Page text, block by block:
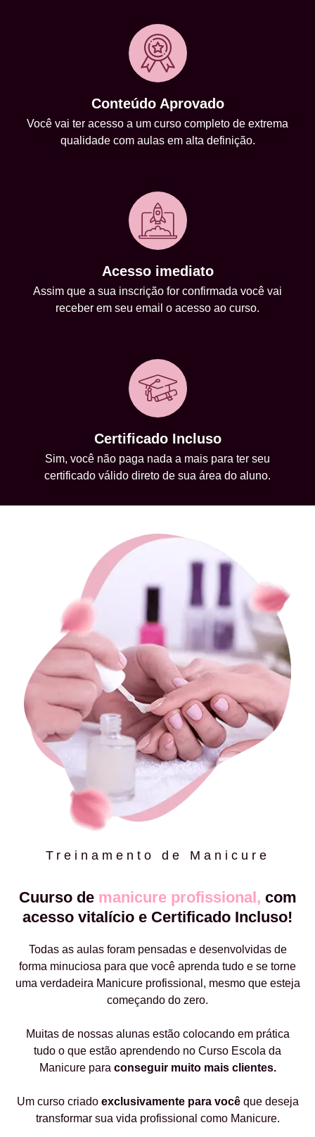
Conteúdo Aprovado
Você vai ter acesso a um curso completo de extrema
qualidade com aulas em alta definição.
Acesso imediato
Assim que a sua inscrição for confirmada você vai
receber em seu email o acesso ao curso.
Certificado Incluso
Sim, você não paga nada a mais para ter seu
certificado válido direto de sua área do aluno.
Treinamento de Manicure
Cuurso de manicure profissional, com
acesso vitalício e Certificado Incluso!
Todas as aulas foram pensadas e desenvolvidas de
forma minuciosa para que você aprenda tudo e se torne
uma verdadeira Manicure profissional, mesmo que esteja
começando do zero.
Muitas de nossas alunas estão colocando em prática
tudo o que estão aprendendo no Curso Escola da
Manicure para conseguir muito mais clientes.
Um curso criado exclusivamente para vocêque deseja
transformar sua vida profissional como Manicure.